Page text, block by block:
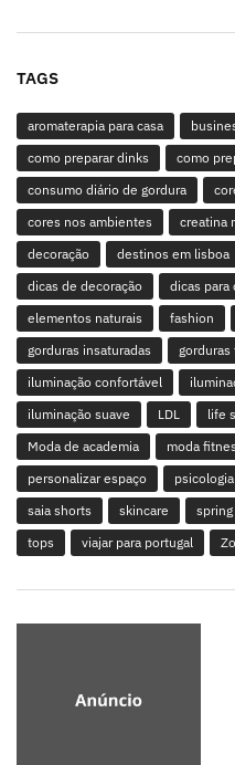
TAGS
aromaterapia para casa
como preparar dinks
como
consumo diário de gordura
cores nos ambientes
creatina
decoração
destinos em lisboa
dicas de decoração
dicas para
elementos naturais
fashion
gorduras insaturadas
gorduras
iluminação confortável
iluminação suave
LDL life
Moda de academia
moda
personalizar espaço
saia shorts
skincare spring
tops
viajar para portugal